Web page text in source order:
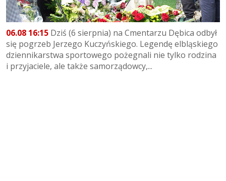
06.08 16:15 Dziś (6 sierpnia) na Cmentarzu Dębica odbył
się pogrzeb Jerzego Kuczyńskiego. Legendę elbląskiego
dziennikarstwa sportowego pożegnali nie tylko rodzina
i przyjaciele, ale także samorządowcy,...